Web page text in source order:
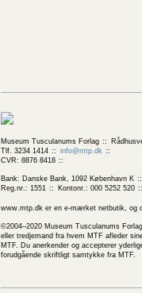
Museum Tusculanums Forlag
Tlf. 3234 1414
info@mtp.dk
CVR: 8876 8418
Bank: Danske Bank, 1092 København K
Reg.nr.: 1551
Kontonr.: 000 5252 520
www.mtp.dk er en e-mærket netbutik, og
©2004–2020 Museum Tusculanums
eller tredjemand fra hvem MTF afleder
MTF. Du anerkender og accepterer
forudgående skriftligt samtykke fra MTF.